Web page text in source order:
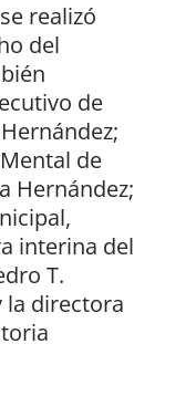
realizó
del
de
de
Hernández;
interina del
T.
la directora